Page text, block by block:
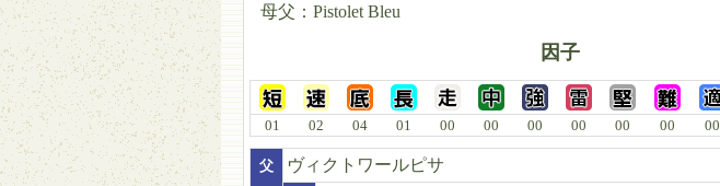
母父： Pistolet Bleu
因子
01 02 04 01 00 00 00 00 00 00 00
父 ヴィクトワールピサ